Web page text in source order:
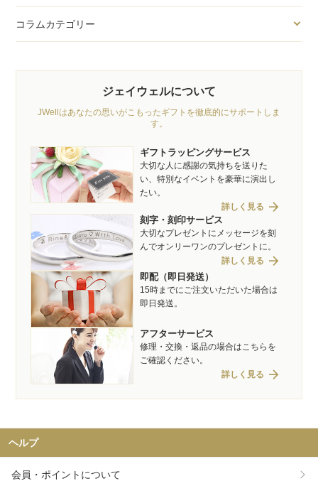
コラムカテゴリー
ジェイウェルについて
JWellはあなたの思いがこもったギフトを徹底的にサポートしま
す。
ギフトラッピングサービス
大切な人に感謝の気持ちを送りた
い、特別なイベントを豪華に演出し
たい。
詳しく見る arrow_forward
刻字・刻印サービス
大切なプレゼントにメッセージを刻
んでオンリーワンのプレゼントに。
詳しく見る arrow_forward
即配（即日発送）
15時までにご注文いただいた場合は
即日発送。
アフターサービス
修理・交換・返品の場合はこちらを
ご確認ください。
詳しく見る arrow_forward
ヘルプ
会員・ポイントについて